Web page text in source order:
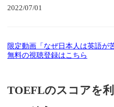
2022/07/01
限定動画「なぜ日本人は英語が
無料の視聴登録はこちら
TOEFLのスコアを